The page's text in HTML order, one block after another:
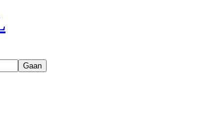
Gaan